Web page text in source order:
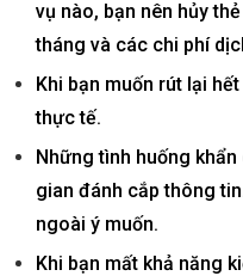
vụ nào, bạn nên hủy
tháng và các chi phí
Khi bạn muốn rút lại
thực tế.
Những tình huống
gian đánh cắp thông
ngoài ý muốn.
Khi bạn mất khả năng